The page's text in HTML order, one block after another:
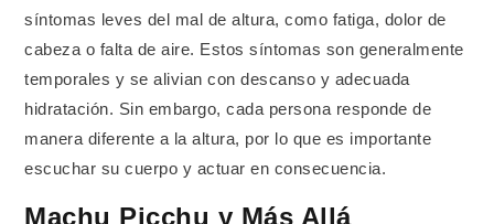
síntomas leves del mal de altura, como fatiga, dolor de
cabeza o falta de aire. Estos síntomas son generalmente
temporales y se alivian con descanso y adecuada
hidratación. Sin embargo, cada persona responde de
manera diferente a la altura, por lo que es importante
escuchar su cuerpo y actuar en consecuencia.
Machu Picchu y Más Allá